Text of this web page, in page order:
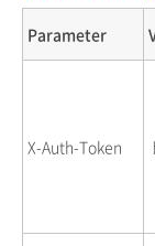
Parameter
X-Auth-Token